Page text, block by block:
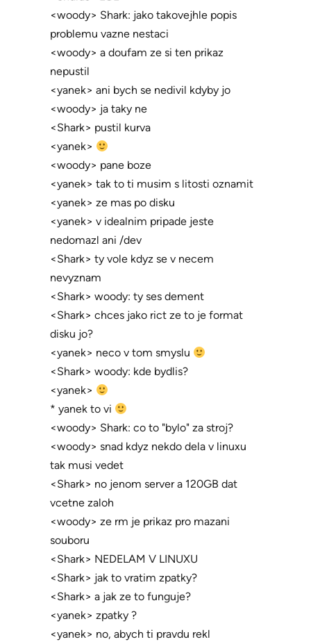
<woody> Shark: jako takovejhle popis
problemu vazne nestaci
<woody> a doufam ze si ten prikaz
nepustil
<yanek> ani bych se nedivil kdyby jo
<woody> ja taky ne
<Shark> pustil kurva
<yanek>
<woody> pane boze
<yanek> tak to ti musim s litosti oznamit
<yanek> ze mas po disku
<yanek> v idealnim pripade jeste
nedomazl ani /dev
<Shark> ty vole kdyz se v necem
nevyznam
<Shark> woody: ty ses dement
<Shark> chces jako rict ze to je format
disku jo?
<yanek> neco v tom smyslu
<Shark> woody: kde bydlis?
<yanek>
* yanek to vi
<woody> Shark: co to "bylo" za stroj?
<woody> snad kdyz nekdo dela v linuxu
tak musi vedet
<Shark> no jenom server a 120GB dat
vcetne zaloh
<woody> ze rm je prikaz pro mazani
souboru
<Shark> NEDELAM V LINUXU
<Shark> jak to vratim zpatky?
<Shark> a jak ze to funguje?
<yanek> zpatky ?
<yanek> no, abych ti pravdu rekl